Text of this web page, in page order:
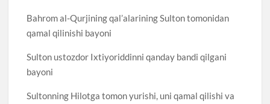
Bahrom al-Qurjining qal’alarining Sulton tomonidan
qamal qilinishi bayoni
Sulton ustozdor Ixtiyoriddinni qanday bandi qilgani
bayoni
Sultonning Hilotga tomon yurishi, uni qamal qilishi va